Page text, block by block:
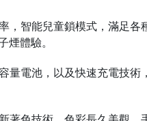
，智能兒童鎖模式，滿足各
煙體驗。
量電池，以及快速充電技術